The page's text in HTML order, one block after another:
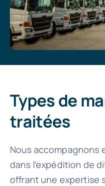
Types de
traitées
Nous accompagnons
dans l’expédition de
offrant une expertise